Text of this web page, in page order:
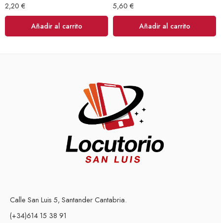
2,20 €
Añadir al carrito
5,60 €
Añadir al carrito
Calle San Luis 5, Santander Cantabria.
(+34)614 15 38 91